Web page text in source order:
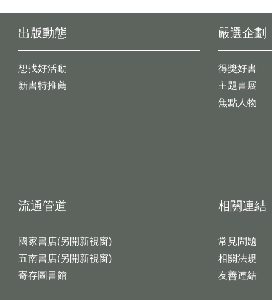
出版動態
想找好活動
新書特推薦
嚴選企劃
得獎好書
主題書展
焦點人物
流通管道
國家書店(另開新視窗)
五南書店(另開新視窗)
寄存圖書館
相關連結
常見問題
相關法規
友善連結